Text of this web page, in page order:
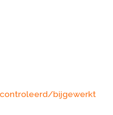
bijgewerkt